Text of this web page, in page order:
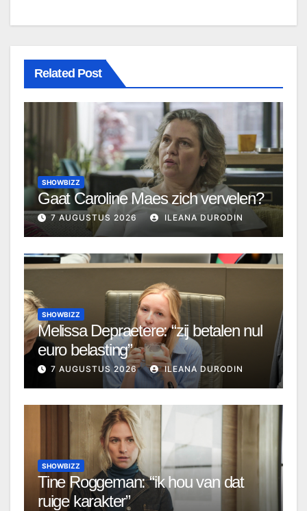
Related Post
SHOWBIZZ
Gaat Caroline Maes zich vervelen?
7 AUGUSTUS 2026 ILEANA DURODIN
SHOWBIZZ
Melissa Depraetere: “zij betalen nul
euro belasting”
7 AUGUSTUS 2026 ILEANA DURODIN
SHOWBIZZ
Tine Roggeman: “ik hou van dat
ruige karakter”